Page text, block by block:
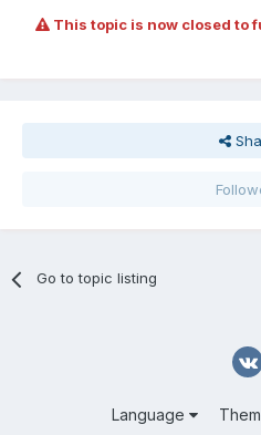
This topic is now closed to
Go to topic listing
Language